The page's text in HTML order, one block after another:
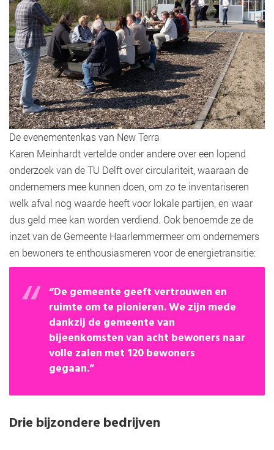
De evenementenkas van New Terra
Karen Meinhardt vertelde onder andere over een lopend
onderzoek van de TU Delft over circulariteit, waaraan de
ondernemers mee kunnen doen, om zo te inventariseren
welk afval nog waarde heeft voor lokale partijen, en waar
dus geld mee kan worden verdiend. Ook benoemde ze de
inzet van de Gemeente Haarlemmermeer om ondernemers
en bewoners te enthousiasmeren voor de energietransitie:
“De gemeente geeft vertrouwen en
ruimte om te pionieren. We zijn mede
dankzij de gemeente van
bijeenkomsten van acht bewoners naar
volle zalen met 120 bewoners
gegaan.”
Drie bijzondere bedrijven